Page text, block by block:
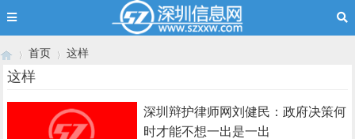
首页
›
这样
这样
深圳辩护律师网刘健民：政府决策何
时才能不想一出是一出